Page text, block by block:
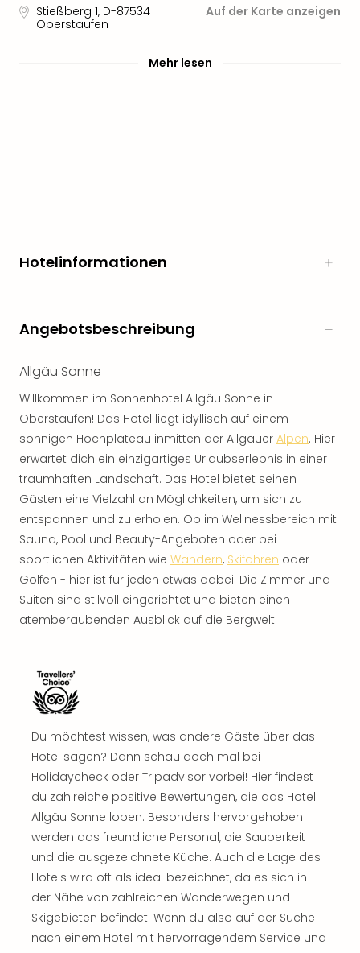
Stießberg 1, D-87534
Oberstaufen
Auf der Karte anzeigen
Mehr lesen
Hotelinformationen
Angebotsbeschreibung
Allgäu Sonne
Willkommen im Sonnenhotel Allgäu Sonne in
Oberstaufen! Das Hotel liegt idyllisch auf einem
sonnigen Hochplateau inmitten der Allgäuer Alpen. Hier
erwartet dich ein einzigartiges Urlaubserlebnis in einer
traumhaften Landschaft. Das Hotel bietet seinen
Gästen eine Vielzahl an Möglichkeiten, um sich zu
entspannen und zu erholen. Ob im Wellnessbereich mit
Sauna, Pool und Beauty-Angeboten oder bei
sportlichen Aktivitäten wie Wandern, Skifahren oder
Golfen - hier ist für jeden etwas dabei! Die Zimmer und
Suiten sind stilvoll eingerichtet und bieten einen
atemberaubenden Ausblick auf die Bergwelt.
Du möchtest wissen, was andere Gäste über das
Hotel sagen? Dann schau doch mal bei
Holidaycheck oder Tripadvisor vorbei! Hier findest
du zahlreiche positive Bewertungen, die das Hotel
Allgäu Sonne loben. Besonders hervorgehoben
werden das freundliche Personal, die Sauberkeit
und die ausgezeichnete Küche. Auch die Lage des
Hotels wird oft als ideal bezeichnet, da es sich in
der Nähe von zahlreichen Wanderwegen und
Skigebieten befindet. Wenn du also auf der Suche
nach einem Hotel mit hervorragendem Service und